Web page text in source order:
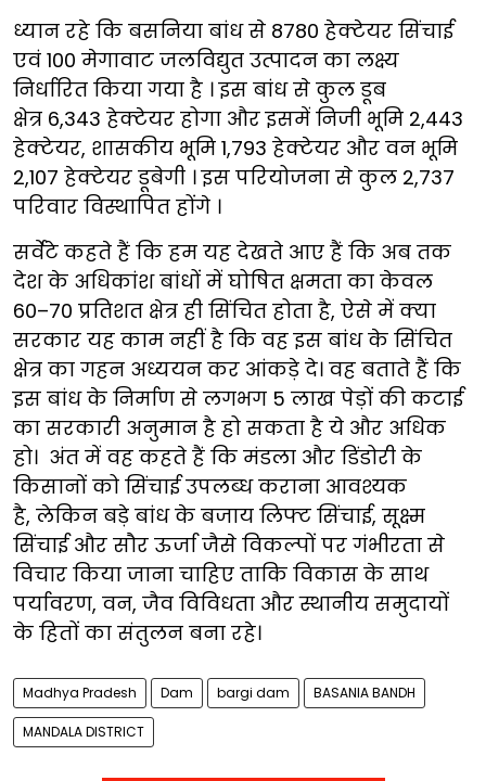
ध्यान रहे कि बसनिया बांध से 8780 हेक्टेयर सिंचाई
एवं 100 मेगावाट जलविद्युत उत्पादन का लक्ष्य
निर्धारित किया गया है । इस बांध से कुल डूब
क्षेत्र 6,343 हेक्टेयर होगा और इसमें निजी भूमि 2,443
हेक्टेयर, शासकीय भूमि 1,793 हेक्टेयर और वन भूमि
2,107 हेक्टेयर डूबेगी । इस परियोजना से कुल 2,737
परिवार विस्थापित होंगे ।
सर्वेटे कहते हैं कि हम यह देखते आए हैं कि अब तक
देश के अधिकांश बांधों में घोषित क्षमता का केवल
60–70 प्रतिशत क्षेत्र ही सिंचित होता है, ऐसे में क्या
सरकार यह काम नहीं है कि वह इस बांध के सिंचित
क्षेत्र का गहन अध्ययन कर आंकड़े दे। वह बताते हैं कि
इस बांध के निर्माण से लगभग 5 लाख पेड़ों की कटाई
का सरकारी अनुमान है हो सकता है ये और अधिक
हो। अंत में वह कहते हैं कि मंडला और डिंडोरी के
किसानों को सिंचाई उपलब्ध कराना आवश्यक
है, लेकिन बड़े बांध के बजाय लिफ्ट सिंचाई, सूक्ष्म
सिंचाई और सौर ऊर्जा जैसे विकल्पों पर गंभीरता से
विचार किया जाना चाहिए ताकि विकास के साथ
पर्यावरण, वन, जैव विविधता और स्थानीय समुदायों
के हितों का संतुलन बना रहे।
Madhya Pradesh Dam bargi dam BASANIA BANDH
MANDALA DISTRICT